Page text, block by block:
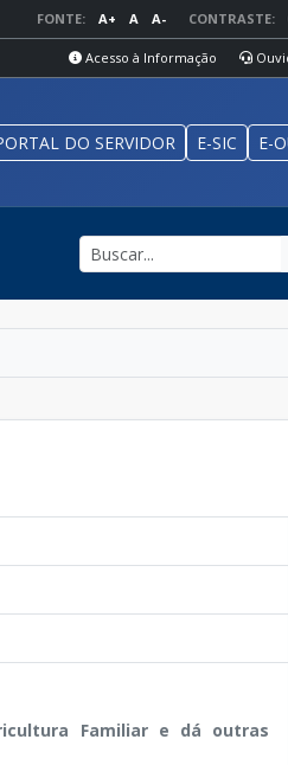
FONTE: A+ A A- CONTRASTE:
Acesso à Informação
DO SERVIDOR E-SIC E-
Familiar e dá outras